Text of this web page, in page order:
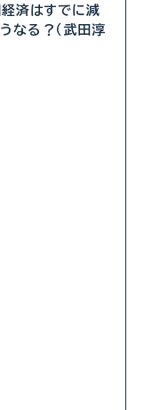
経済はすでに減
なる？（武田淳